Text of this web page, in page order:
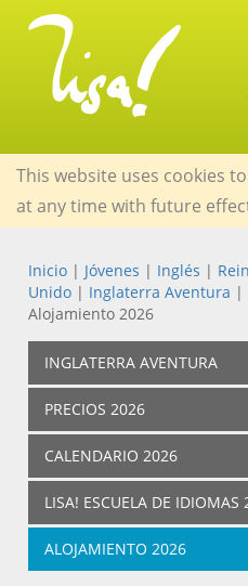
This website uses cookies
at any time with future
Inicio| Jóvenes | Inglés |
Unido| Inglaterra Aventura |
Alojamiento 2026
INGLATERRA AVENTURA
PRECIOS 2026
CALENDARIO 2026
LISA! ESCUELA DE IDIOMAS
ALOJAMIENTO 2026